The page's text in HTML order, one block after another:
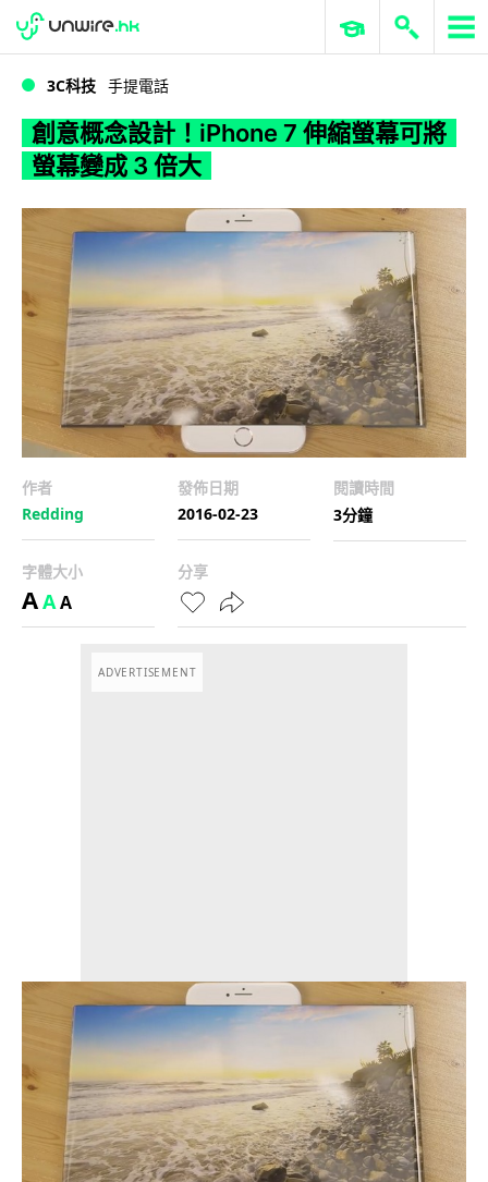
WWDC 2026 ERP 與商業 AI
3C科技 手提電話
創意概念設計！iPhone 7 伸縮螢幕可將
螢幕變成 3 倍大
作者
Redding
發佈日期
2016-02-23
閱讀時間
3分鐘
字體大小
AAA
分享
ADVERTISEMENT